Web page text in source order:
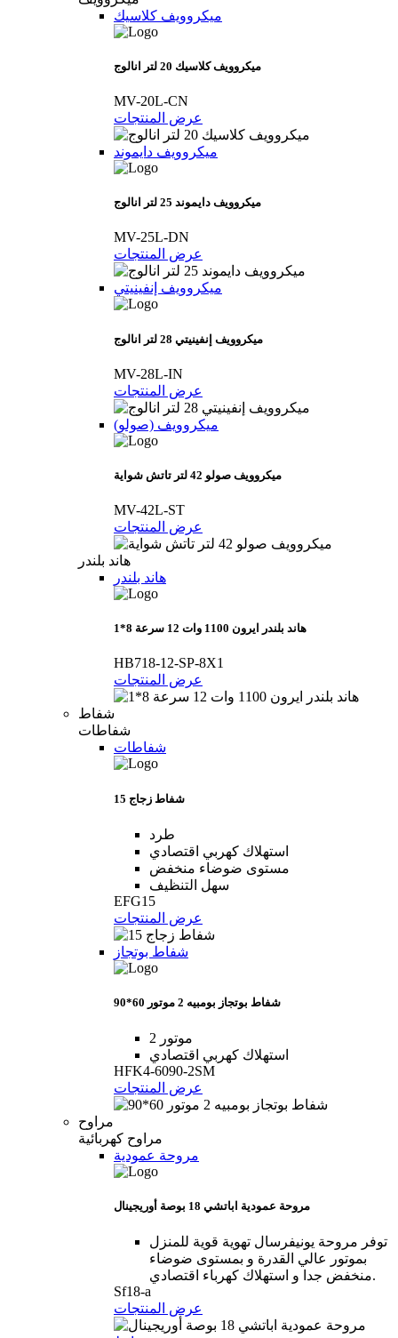
ميكروويف كلاسيك
ميكروويف كلاسيك 20 لتر انالوج
MV-20L-CN
عرض المنتجات
ميكروويف دايموند
ميكروويف دايموند 25 لتر انالوج
MV-25L-DN
عرض المنتجات
ميكروويف إنفينيتي
ميكروويف إنفينيتي 28 لتر انالوج
MV-28L-IN
عرض المنتجات
(ميكروويف (صولو
ميكروويف صولو 42 لتر تاتش شواية
MV-42L-ST
عرض المنتجات
هاند بلندر
هاند بلندر
هاند بلندر ايرون 1100 وات 12 سرعة 8*1
HB718-12-SP-8X1
عرض المنتجات
شفاط
شفاطات
شفاطات
شفاط زجاج 15
طرد
استهلاك كهربي اقتصادي
مستوى ضوضاء منخفض
سهل التنظيف
EFG15
عرض المنتجات
شفاط بوتجاز
شفاط بوتجاز بومبيه 2 موتور 60*90
2 موتور
استهلاك كهربي اقتصادي
HFK4-6090-2SM
عرض المنتجات
مراوح
مراوح كهربائية
مروحة عمودية
مروحة عمودية اباتشي 18 بوصة أوريجينال
توفر مروحة يونيفرسال تهوية قوية للمنزل
بموتور عالي القدرة و بمستوى ضوضاء
منخفض جدا و استهلاك كهرباء اقتصادي.
Sf18-a
عرض المنتجات